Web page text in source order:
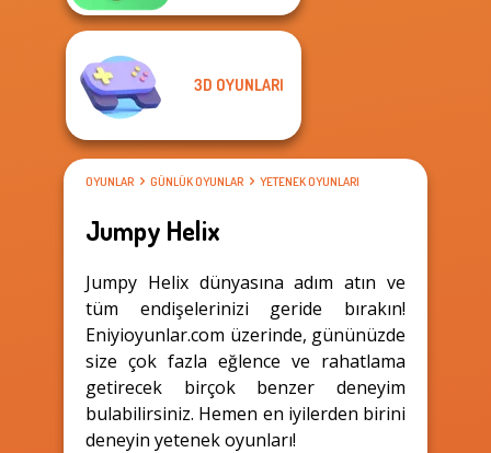
3D OYUNLARI
OYUNLAR GÜNLÜK OYUNLAR YETENEK OYUNLARI
Jumpy Helix
Jumpy Helix dünyasına adım atın ve
tüm endişelerinizi geride bırakın!
Eniyioyunlar.com üzerinde, gününüzde
size çok fazla eğlence ve rahatlama
getirecek birçok benzer deneyim
bulabilirsiniz. Hemen en iyilerden birini
deneyin yetenek oyunları!